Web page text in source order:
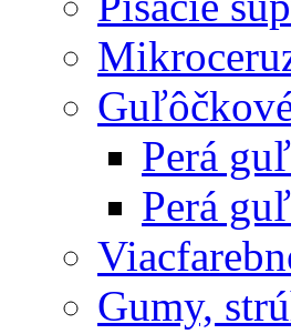
Perá
Perá
Gumy,